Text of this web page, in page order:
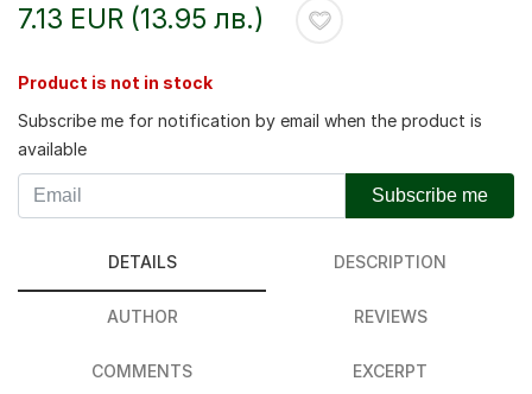
7.13 EUR (13.95 лв.)
Product is not in stock
Subscribe me for notification by email when the product is
available
Subscribe me
DETAILS DESCRIPTION
AUTHOR REVIEWS
COMMENTS EXCERPT